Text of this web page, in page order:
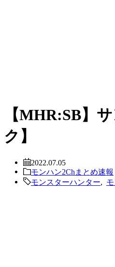
【MHR:SB】
ク】
2022.07.05
モンハン2Chまとめ速報
モンスターハンター